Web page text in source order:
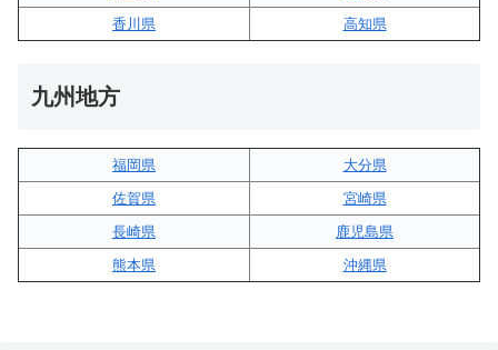
香川県
高知県
九州地方
福岡県
大分県
佐賀県
宮崎県
長崎県
鹿児島県
熊本県
沖縄県